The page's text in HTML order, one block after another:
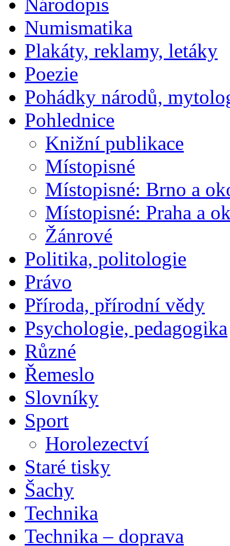
Numismatika
Plakáty, reklamy, letáky
Poezie
Pohádky národů,
Pohlednice
Knižní publikace
Místopisné
Místopisné: Brno a
Místopisné: Praha a
Žánrové
Politika, politologie
Právo
Příroda, přírodní vědy
Psychologie, pedagogika
Různé
Řemeslo
Slovníky
Sport
Horolezectví
Staré tisky
Šachy
Technika
Technika – doprava